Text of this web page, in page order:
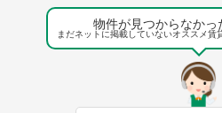
物件が見つからなかっ
まだネットに掲載していないオススメ賃